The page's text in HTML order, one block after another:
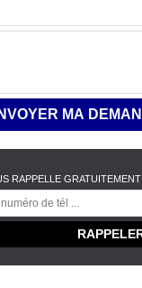
RAPPELLE GRATUITEMENT